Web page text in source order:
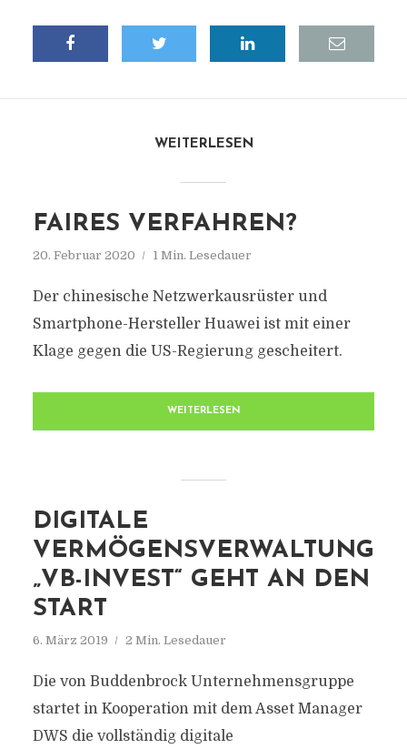
WEITERLESEN
FAIRES VERFAHREN?
20. Februar 2020 1 Min. Lesedauer
Der chinesische Netzwerkausrüster und
Smartphone-Hersteller Huawei ist mit einer
Klage gegen die US-Regierung gescheitert.
WEITERLESEN
DIGITALE
VERMÖGENSVERWALTUNG
„VB-INVEST“ GEHT AN DEN
START
6. März 2019 2 Min. Lesedauer
Die von Buddenbrock Unternehmensgruppe
startet in Kooperation mit dem Asset Manager
DWS die vollständig digitale